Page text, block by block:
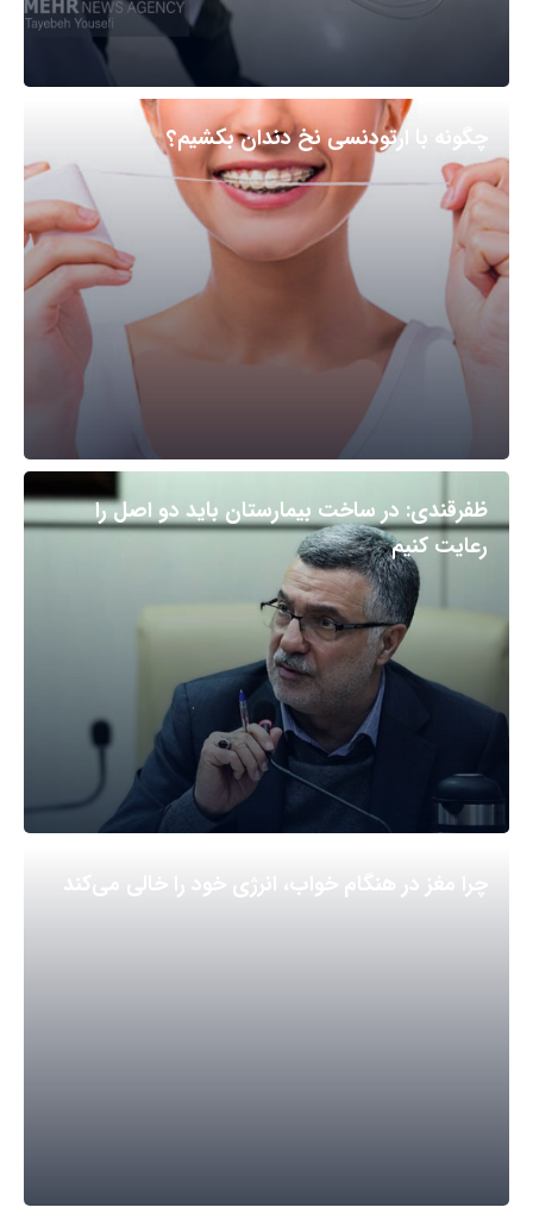
چگونه با ارتودنسی نخ دندان بکشیم؟
ظفرقندی: در ساخت بیمارستان باید دو اصل را
رعایت کنیم
چرا مغز در هنگام خواب، انرژی خود را خالی می‌کند